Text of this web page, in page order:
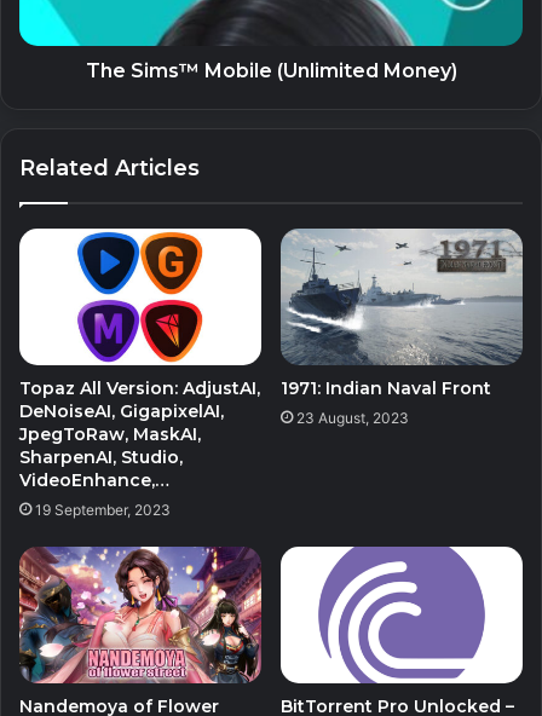
The Sims™ Mobile (Unlimited Money)
Related Articles
Topaz All Version: AdjustAI,
DeNoiseAI, GigapixelAI,
JpegToRaw, MaskAI,
SharpenAI, Studio,
VideoEnhance,…
19 September, 2023
1971: Indian Naval Front
23 August, 2023
Nandemoya of Flower BitTorrent Pro Unlocked –